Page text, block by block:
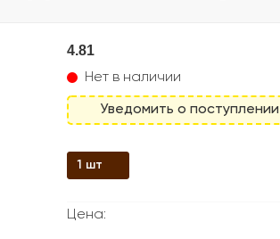
4.81
Нет в наличии
Уведомить о поступлении
1 шт
Цена: